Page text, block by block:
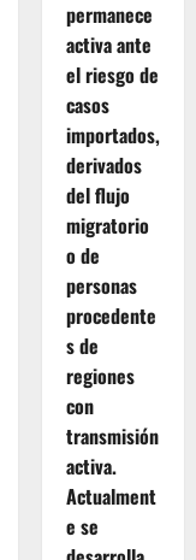
permanece
activa ante
el riesgo de
casos
importados,
derivados
del flujo
migratorio
o de
personas
procedente
s de
regiones
con
transmisión
activa.
Actualment
e se